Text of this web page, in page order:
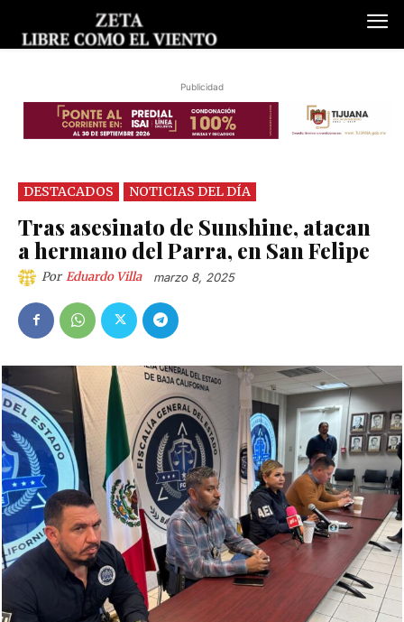
Publicidad
DESTACADOS NOTICIAS DEL DÍA
Tras asesinato de Sunshine, atacan
a hermano del Parra, en San Felipe
Por Eduardo Villa marzo 8, 2025